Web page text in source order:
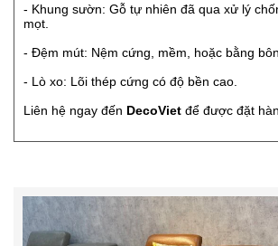
- Khung sườn: Gỗ tự nhiên đã qua xử lý
mọt.
- Đệm mút: Nệm cứng, mềm, hoặc bằng
- Lò xo: Lõi thép cứng có độ bền cao.
Liên hệ ngay đến DecoViet để được đặt